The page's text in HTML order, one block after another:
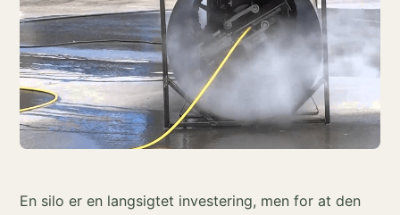
En silo er en langsigtet investering, men for at den